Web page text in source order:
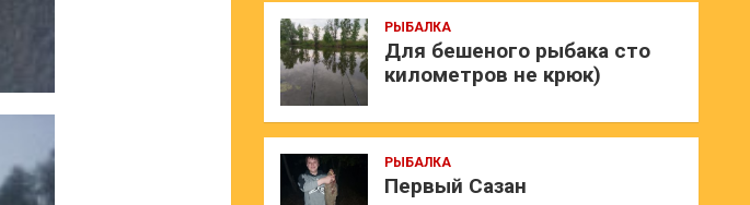
РЫБАЛКА
Для бешеного рыбака сто
километров не крюк)
РЫБАЛКА
Первый Сазан